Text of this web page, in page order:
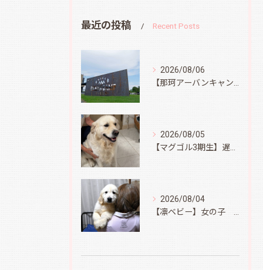
最近の投稿 Recent Posts
2026/08/06
2026/08/05
2026/08/04